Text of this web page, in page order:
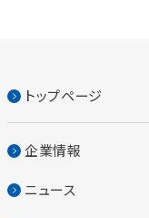
トップページ
企業情報
ニュース